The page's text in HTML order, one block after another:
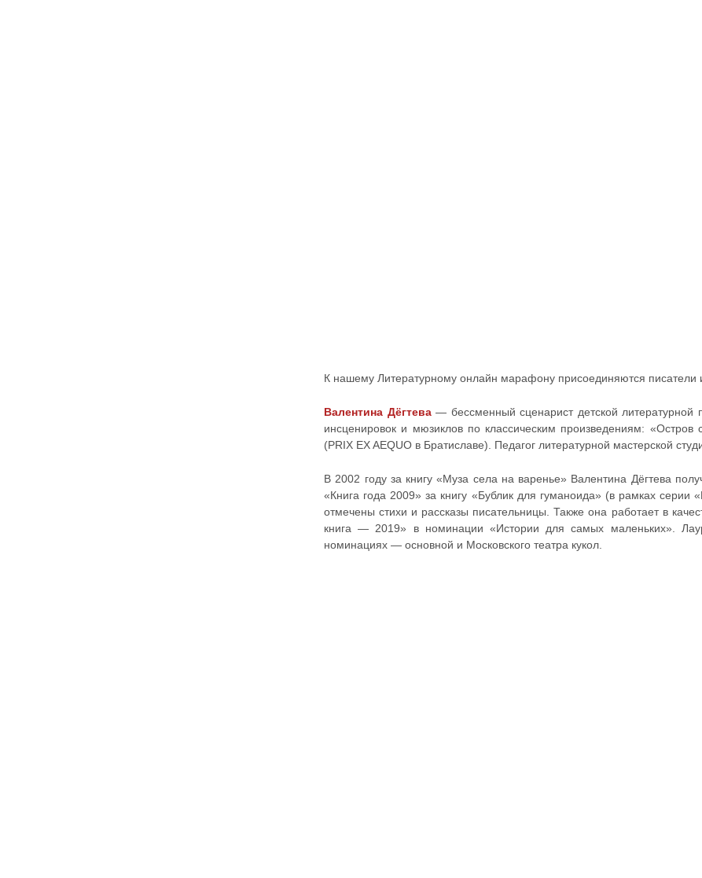
К нашему Литературному онлайн марафону присоединяются писатели
Валентина Дёгтева— бессменный сценарист детской литературной
инсценировок и мюзиклов по классическим произведениям:
(PRIX EX AEQUO в Братиславе). Педагог литературной мастерской
В 2002 году за книгу «Муза села на варенье» Валентина Дёгтева
«Книга года 2009» за книгу «Бублик для гуманоида» (в рамках
отмечены стихи и рассказы писательницы. Также она работает в
книга — 2019» в номинации «Истории для самых маленьких».
номинациях — основной и Московского театра кукол.